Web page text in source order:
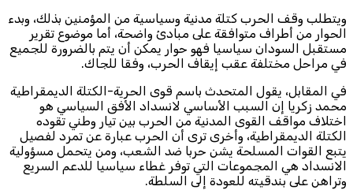
ويتطلب وقف الحرب كتلة مدنية وسياسية من المؤمنين بذلك، وبدء
الحوار من أطراف متوافقة على مبادئ واضحة، أما موضوع تقرير
مستقبل السودان سياسيا فهو حوار يمكن أن يتم بالضرورة للجميع
في مراحل مختلفة عقب إيقاف الحرب، وفقا للجاك.
في المقابل، يقول المتحدث باسم قوى الحرية-الكتلة الديمقراطية
محمد زكريا إن السبب الأساسي لانسداد الأفق السياسي هو
اختلاف مواقف القوى المدنية من الحرب بين تيار وطني تقوده
الكتلة الديمقراطية، وأخرى ترى أن الحرب عبارة عن تمرد لفصيل
يتبع القوات المسلحة يشن حربا ضد الشعب، ومن يتحمل مسؤولية
الانسداد هي المجموعات التي توفر غطاء سياسيا للدعم السريع
وتراهن على بندقيته للعودة إلى السلطة.